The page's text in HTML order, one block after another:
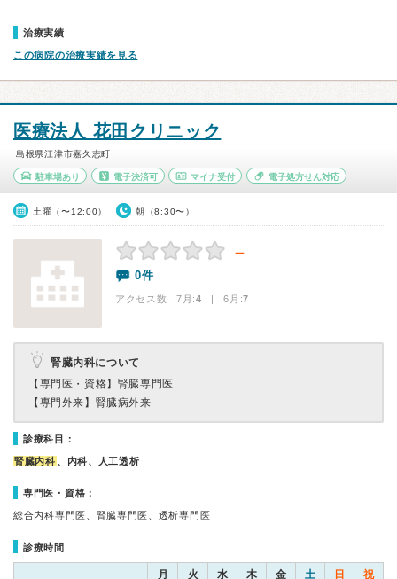
治療実績
この病院の治療実績を見る
医療法人 花田クリニック
島根県江津市嘉久志町
駐車場あり 電子決済可 マイナ受付 電子処方せん対応
土曜（〜12:00） 朝（8:30〜）
－
0件
アクセス数 7月:4 | 6月:7
腎臓内科について
【専門医・資格】 腎臓専門医
【専門外来】 腎臓病外来
診療科目：
腎臓内科 、内科、人工透析
専門医・資格：
総合内科専門医、腎臓専門医、透析専門医
診療時間
月 火 水 木 金 土 日 祝